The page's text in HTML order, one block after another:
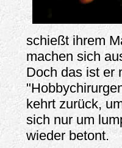
schießt ihrem
machen sich
Doch das ist er
kehrt zurück,
sich nur um
wieder betont.